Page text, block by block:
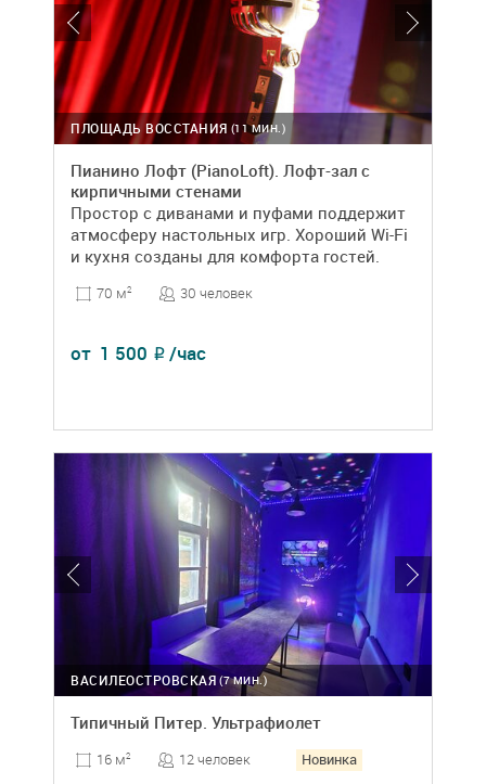
(11 МИН.)
ПЛОЩАДЬ ВОССТАНИЯ
Пианино Лофт (PianoLoft). Лофт-зал с
кирпичными стенами
Простор с диванами и пуфами поддержит
атмосферу настольных игр. Хороший Wi-Fi
и кухня созданы для комфорта гостей.
70 м2 30 человек
от 1 500 ₽ /час
(7 МИН.)
ВАСИЛЕОСТРОВСКАЯ
Типичный Питер. Ультрафиолет
16 м2 12 человек Новинка